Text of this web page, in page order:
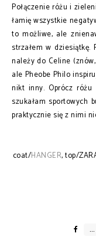
Połączenie różu i
łamię wszystkie
to możliwe, ale
strzałem w
należy do Celine
ale Pheobe Philo
nikt inny. Oprócz
szukałam sportowych
praktycznie się z nimi
coat/HANGER, top/